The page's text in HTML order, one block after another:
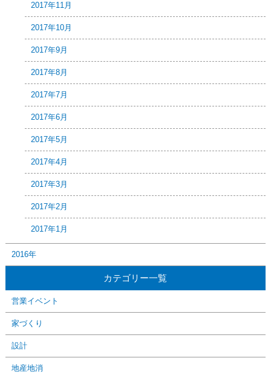
2017年11月
2017年10月
2017年9月
2017年8月
2017年7月
2017年6月
2017年5月
2017年4月
2017年3月
2017年2月
2017年1月
2016年
カテゴリー一覧
営業イベント
家づくり
設計
地産地消